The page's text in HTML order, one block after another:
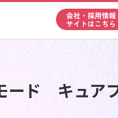
会社・採用情報
サイトはこちら
ード キュア